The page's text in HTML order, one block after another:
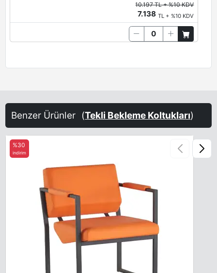
10.197 TL + %10 KDV
7.138TL + %10 KDV
Benzer Ürünler (Tekli Bekleme Koltukları)
%30
indirim